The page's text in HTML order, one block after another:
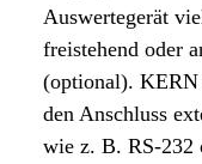
Auswertegerät
freistehend oder
(optional).
den Anschluss
wie z. B. RS-232